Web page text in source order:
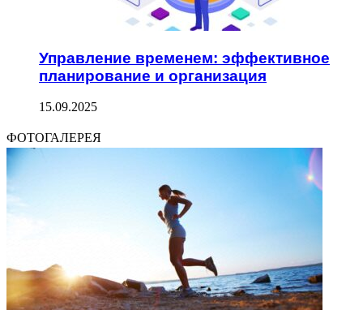
Управление временем: эффективное
планирование и организация
15.09.2025
ФОТОГАЛЕРЕЯ